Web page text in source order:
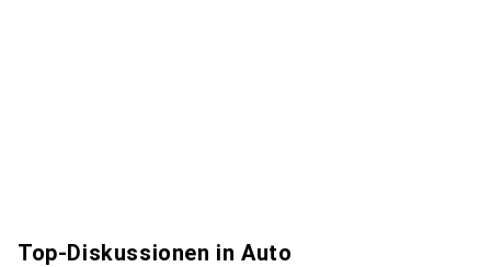
Top-Diskussionen in Auto